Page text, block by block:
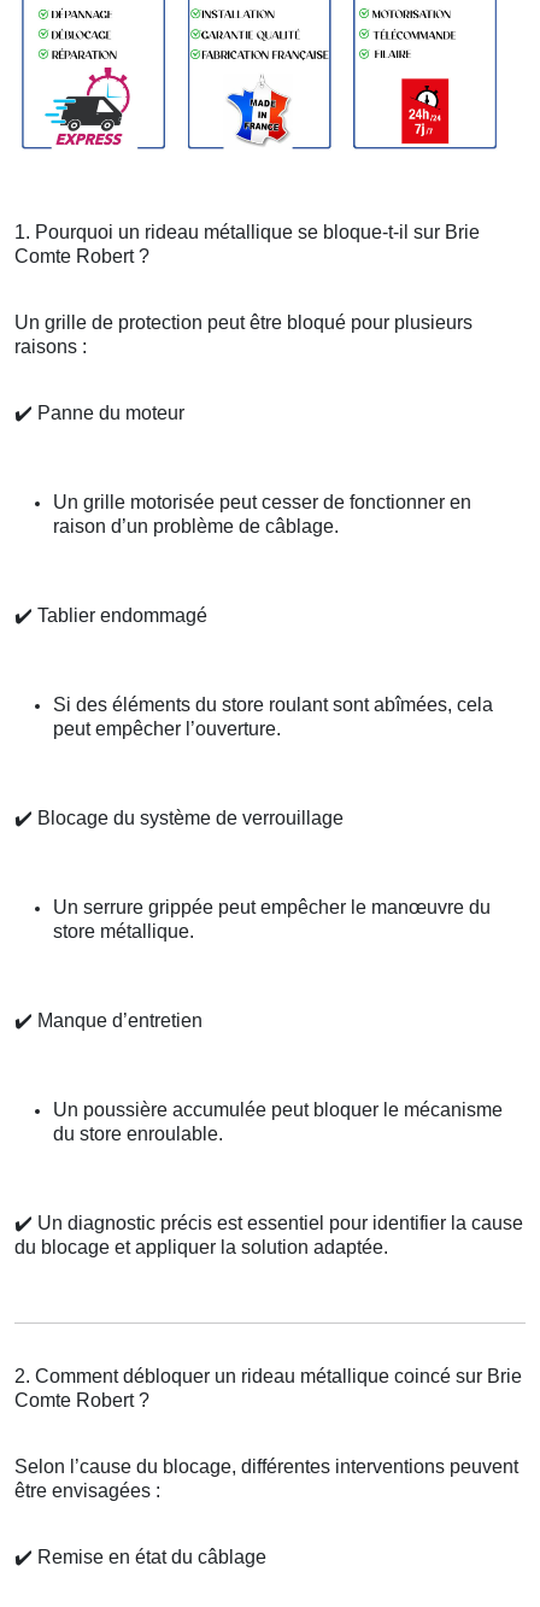
1. Pourquoi un rideau métallique se bloque-t-il sur Brie
Comte Robert ?
Un grille de protection peut être bloqué pour plusieurs
raisons :
✔️ Panne du moteur
Un grille motorisée peut cesser de fonctionner en
raison d’un problème de câblage.
✔️ Tablier endommagé
Si des éléments du store roulant sont abîmées, cela
peut empêcher l’ouverture.
✔️ Blocage du système de verrouillage
Un serrure grippée peut empêcher le manœuvre du
store métallique.
✔️ Manque d’entretien
Un poussière accumulée peut bloquer le mécanisme
du store enroulable.
✔️ Un diagnostic précis est essentiel pour identifier la cause
du blocage et appliquer la solution adaptée.
2. Comment débloquer un rideau métallique coincé sur Brie
Comte Robert ?
Selon l’cause du blocage, différentes interventions peuvent
être envisagées :
✔️ Remise en état du câblage